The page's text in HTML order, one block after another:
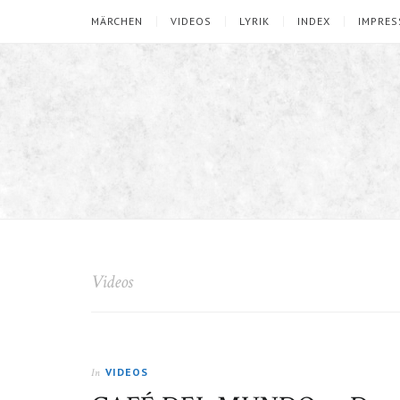
MÄRCHEN VIDEOS LYRIK INDEX
Videos
In VIDEOS